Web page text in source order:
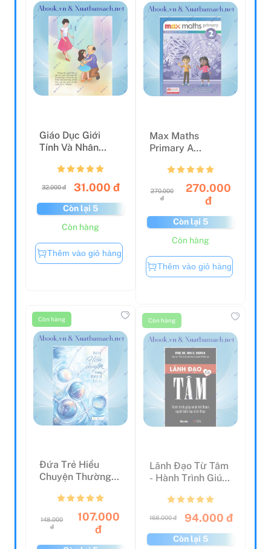
Giáo Dục Giới
Tính Và Nhân
Bé Gái - ...
32.000 đ 31.000 đ
Còn lại 5
Còn hàng
Thêm vào giỏ hàng
Max Maths
Primary A
Singapore
Approach Grade
270.000
đ
270.000
đ
Còn lại 5
Còn hàng
Thêm vào giỏ hàng
Đứa Trẻ Hiểu
Chuyện Thường
Không Có Kẹo Ăn
đ
107.000
đ
Còn lại 5
Còn hàng
Lãnh Đạo Từ Tâm
- Hành Trình Giúp
Mình Trở Thành
94.000 đ
Còn lại 5